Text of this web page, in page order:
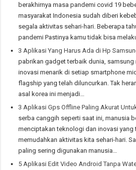
berakhirnya masa pandemi covid 19
masyarakat Indonesia sudah diberi
segala aktivitas sehari-hari. Beberapa
pandemi Pastinya kamu tidak bisa
3 Aplikasi Yang Harus Ada di Hp
pabrikan gadget terbaik dunia,
inovasi menarik di setiap smartphone
flagship yang telah diluncurkan. Tak
asal korea ini menjadi…
3 Aplikasi Gps Offline Paling Akurat
serba canggih seperti saat ini, manusia
menciptakan teknologi dan inovasi yang
memudahkan aktivitas kita sehari-hari.
paling sering digunakan manusia…
5 Aplikasi Edit Video Android Tanpa